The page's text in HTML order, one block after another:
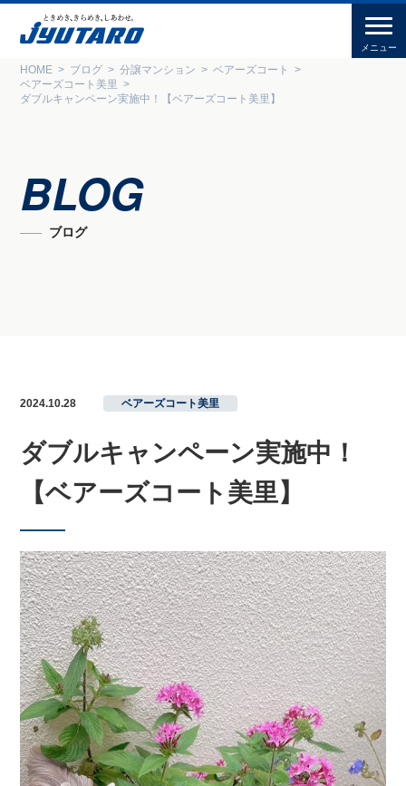
HOME ブログ 分譲マンション
ベアーズコート
ベアーズコート美里
ダブルキャンペーン実施中！【ベアーズコート美里】
BLOG
ブログ
2024.10.28 ベアーズコート美里
ダブルキャンペーン実施中！
【ベアーズコート美里】